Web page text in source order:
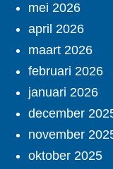
mei 2026
april 2026
maart 2026
februari 2026
januari 2026
december
november
oktober 2025